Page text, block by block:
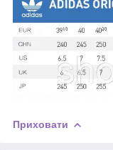
Приховати